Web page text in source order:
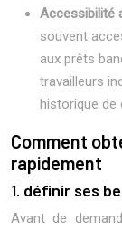
Accessibilité
souvent
aux prêts
travailleurs
historique de
Comment
rapidement
1. définir ses
Avant de